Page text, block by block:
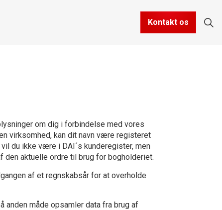
Kontakt os
om dig i forbindelse med vores
virksomhed, kan dit navn være registeret
du ikke være i DAI´s kunderegister, men
aktuelle ordre til brug for bogholderiet.
af et regnskabsår for at overholde
anden måde opsamler data fra brug af